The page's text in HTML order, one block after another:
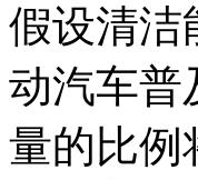
假设清洁
动汽车普
量的比例